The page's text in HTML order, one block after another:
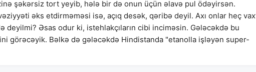
şəkərsiz tort yeyib, hələ bir də onun üçün əlavə pul ödəyirsən.
əks etdirməməsi isə, açıq desək, qəribə deyil. Axı onlar heç
deyilmi? Əsas odur ki, istehlakçıların cibi inciməsin. Gələcəkdə bu
görəcəyik. Bəlkə də gələcəkdə Hindistanda "etanolla işləyən super-